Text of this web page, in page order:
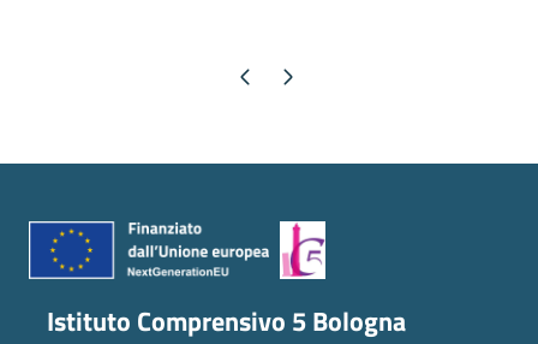
Pagina precedente
Pagina successiva
Istituto Comprensivo 5 Bologna